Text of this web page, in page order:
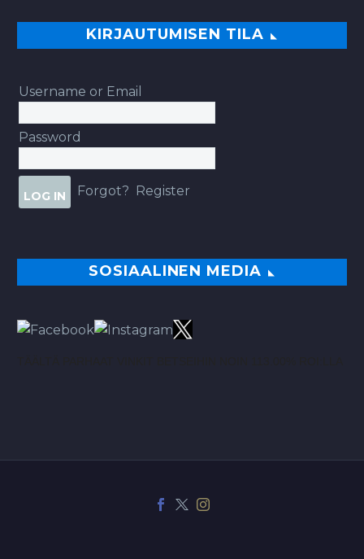
KIRJAUTUMISEN TILA
Username or Email
Password
Forgot? Register
SOSIAALINEN MEDIA